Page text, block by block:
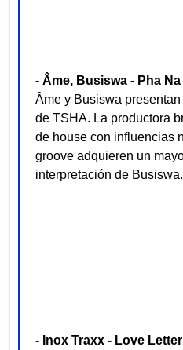
- Âme, Busiswa - Pha
Âme y Busiswa
de TSHA. La productora
de house con influencias
groove adquieren un
interpretación de Busiswa.
- Inox Traxx - Love Letter